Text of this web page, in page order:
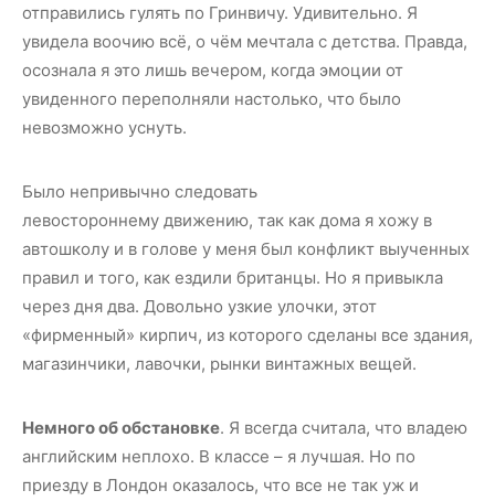
отправились гулять по Гринвичу. Удивительно. Я
увидела воочию всё, о чём мечтала с детства. Правда,
осознала я это лишь вечером, когда эмоции от
увиденного переполняли настолько, что было
невозможно уснуть.
Было непривычно следовать
левостороннему движению, так как дома я хожу в
автошколу и в голове у меня был конфликт выученных
правил и того, как ездили британцы. Но я привыкла
через дня два. Довольно узкие улочки, этот
«фирменный» кирпич, из которого сделаны все здания,
магазинчики, лавочки, рынки винтажных вещей.
Немного об обстановке. Я всегда считала, что владею
английским неплохо. В классе – я лучшая. Но по
приезду в Лондон оказалось, что все не так уж и